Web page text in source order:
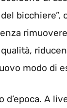
bicchiere”,
modo di
A